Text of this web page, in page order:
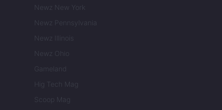
Newz New York
Newz Pennsylvania
Newz Illinois
Newz Ohio
Gameland
Hig Tech Mag
Scoop Mag